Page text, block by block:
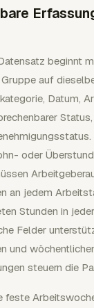
beginnt
auf
Datum,
oder
an jedem
Stunden in
Felder
und
steuern die
feste